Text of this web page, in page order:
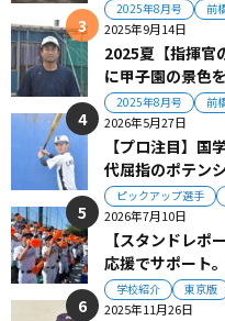
2025年8月号 前
2025年9月14日
2025夏【指揮官
に甲子園の景色
2025年8月号 前
2026年5月27日
【プロ注目】
代屈指のポテン
ピックアップ選手
2026年7月10日
【スタンドレポ
応援でサポート
学校紹介 東京版
2025年11月26日